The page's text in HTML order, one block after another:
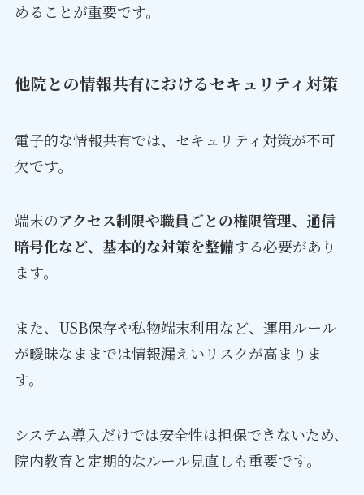
めることが重要です。
他院との情報共有におけるセキュリティ対策
電子的な情報共有では、セキュリティ対策が不可
欠です。
端末のアクセス制限や職員ごとの権限管理、通信
暗号化など、基本的な対策を整備する必要があり
ます。
また、USB保存や私物端末利用など、運用ルール
が曖昧なままでは情報漏えいリスクが高まりま
す。
システム導入だけでは安全性は担保できないため、
院内教育と定期的なルール見直しも重要です。